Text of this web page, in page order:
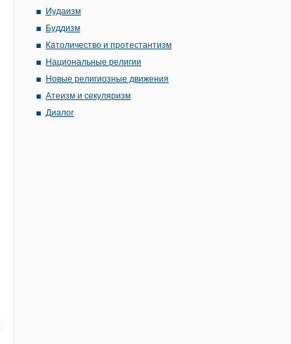
Иудаизм
Буддизм
Католичество и протестантизм
Национальные религии
Новые религиозные движения
Атеизм и секуляризм
Диалог